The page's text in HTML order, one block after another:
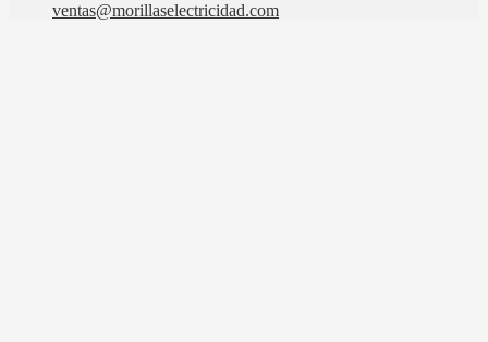
ventas@morillaselectricidad.com